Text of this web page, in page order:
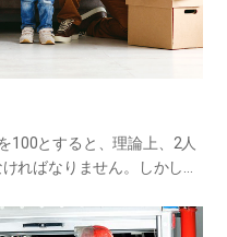
100とすると、理論上、2人
ればなりません。しかし、
か発揮されなかっ…